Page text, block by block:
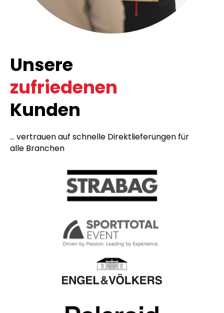
Unsere
zufriedenen
Kunden
... vertrauen auf schnelle Direktlieferungen für
alle Branchen